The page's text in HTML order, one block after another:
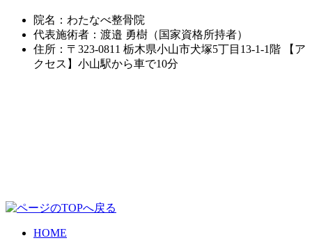
院名：わたなべ整骨院
代表施術者：渡邉 勇樹（国家資格所持者）
住所：〒323-0811 栃木県小山市犬塚5丁目13-1-1階 【ア
クセス】小山駅から車で10分
HOME